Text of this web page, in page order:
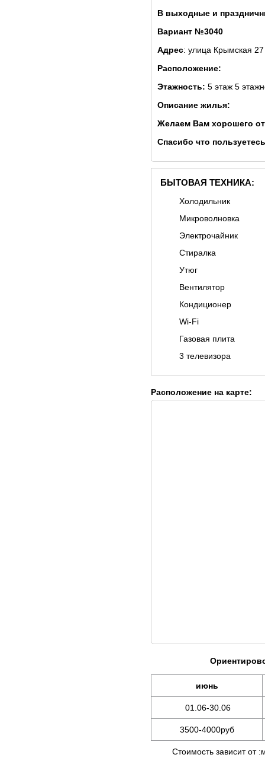
В выходные и
Вариант №3040
Адрес: улица Крымская 27
Расположение:
Этажность: 5 этаж 5
Описание жилья:
Желаем Вам хорошего
Спасибо что
БЫТОВАЯ ТЕХНИКА:
Холодильник
Микроволновка
Электрочайник
Стиралка
Утюг
Вентилятор
Кондиционер
Wi-Fi
Газовая плита
3 телевизора
Расположение на карте:
июнь
01.06-30.06
3500-4000руб
Стоимость зависит от